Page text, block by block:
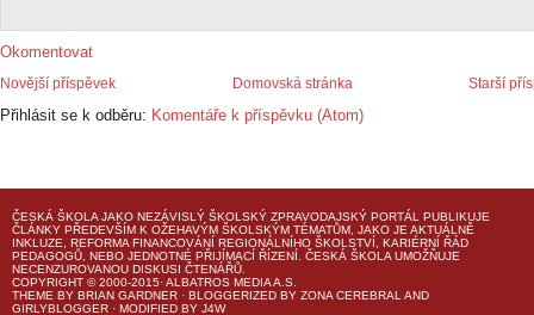
Okomentovat
Novější příspěvek Starší
Domovská stránka
Přihlásit se k odběru: Komentáře k příspěvku (Atom)
ČESKÁ ŠKOLA JAKO NEZÁVISLÝ ŠKOLSKÝ ZPRAVODAJSKÝ PORTÁL PUBLIKUJE
ČLÁNKY PŘEDEVŠÍM K OŽEHAVÝM ŠKOLSKÝM TÉMATŮM, JAKO JE AKTUÁLNĚ
INKLUZE, REFORMA FINANCOVÁNÍ REGIONÁLNÍHO ŠKOLSTVÍ, KARIÉRNÍ ŘÁD
PEDAGOGŮ, NEBO JEDNOTNÉ PŘIJÍMACÍ ŘÍZENÍ. ČESKÁ ŠKOLA UMOŽŇUJE
NECENZUROVANOU DISKUSI ČTENÁŘŮ.
COPYRIGHT © 2000-2015· ALBATROS MEDIA A.S.
THEME BY BRIAN GARDNER · BLOGGERIZED BY ZONA CEREBRAL AND
GIRLYBLOGGER · MODIFIED BY J4W